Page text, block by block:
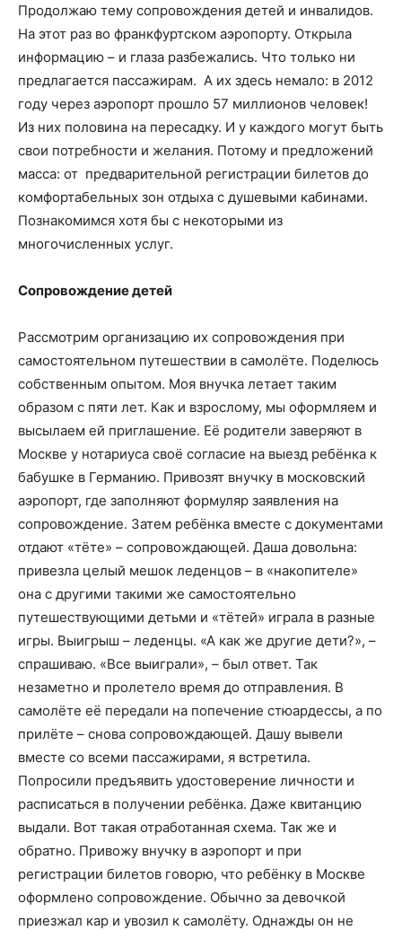
Продолжаю тему сопровождения детей и инвалидов.
На этот раз во франкфуртском аэропорту. Открыла
информацию – и глаза разбежались. Что только ни
предлагается пассажирам. А их здесь немало: в 2012
году через аэропорт прошло 57 миллионов человек!
Из них половина на пересадку. И у каждого могут быть
свои потребности и желания. Потому и предложений
масса: от предварительной регистрации билетов до
комфортабельных зон отдыха с душевыми кабинами.
Познакомимся хотя бы с некоторыми из
многочисленных услуг.
Сопровождение детей
Рассмотрим организацию их сопровождения при
самостоятельном путешествии в самолёте. Поделюсь
собственным опытом. Моя внучка летает таким
образом с пяти лет. Как и взрослому, мы оформляем и
высылаем ей приглашение. Её родители заверяют в
Москве у нотариуса своё согласие на выезд ребёнка к
бабушке в Германию. Привозят внучку в московский
аэропорт, где заполняют формуляр заявления на
сопровождение. Затем ребёнка вместе с документами
отдают «тёте» – сопровождающей. Даша довольна:
привезла целый мешок леденцов – в «накопителе»
она с другими такими же самостоятельно
путешествующими детьми и «тётей» играла в разные
игры. Выигрыш – леденцы. «А как же другие дети?», –
спрашиваю. «Все выиграли», – был ответ. Так
незаметно и пролетело время до отправления. В
самолёте её передали на попечение стюардессы, а по
прилёте – снова сопровождающей. Дашу вывели
вместе со всеми пассажирами, я встретила.
Попросили предъявить удостоверение личности и
расписаться в получении ребёнка. Даже квитанцию
выдали. Вот такая отработанная схема. Так же и
обратно. Привожу внучку в аэропорт и при
регистрации билетов говорю, что ребёнку в Москве
оформлено сопровождение. Обычно за девочкой
приезжал кар и увозил к самолёту. Однажды он не